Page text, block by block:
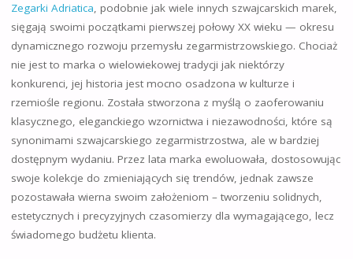
Zegarki Adriatica, podobnie jak wiele innych szwajcarskich marek,
sięgają swoimi początkami pierwszej połowy XX wieku — okresu
dynamicznego rozwoju przemysłu zegarmistrzowskiego. Chociaż
nie jest to marka o wielowiekowej tradycji jak niektórzy
konkurenci, jej historia jest mocno osadzona w kulturze i
rzemiośle regionu. Została stworzona z myślą o zaoferowaniu
klasycznego, eleganckiego wzornictwa i niezawodności, które są
synonimami szwajcarskiego zegarmistrzostwa, ale w bardziej
dostępnym wydaniu. Przez lata marka ewoluowała, dostosowując
swoje kolekcje do zmieniających się trendów, jednak zawsze
pozostawała wierna swoim założeniom – tworzeniu solidnych,
estetycznych i precyzyjnych czasomierzy dla wymagającego, lecz
świadomego budżetu klienta.